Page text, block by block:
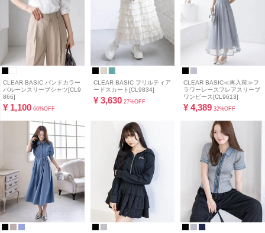
CLEAR BASIC バンドカラー
バルーンスリーブシャツ[CL9
866]
¥ 1,100 66%OFF
CLEAR BASIC フリルティア
ードスカート[CL9834]
¥ 3,630 27%OFF
CLEAR BASIC≪再入荷≫フ
ラワーレースフレアスリーブ
ワンピース[CL9613]
¥ 4,389 32%OFF